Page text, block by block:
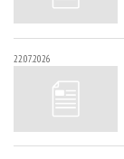
22.07.2026